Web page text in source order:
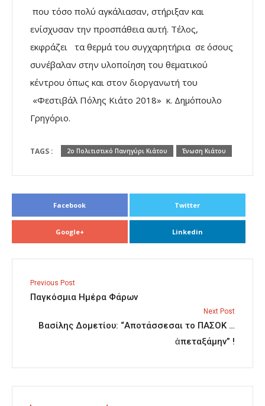
που τόσο πολύ αγκάλιασαν, στήριξαν και
ενίσχυσαν την προσπάθεια αυτή. Τέλος,
εκφράζει
τα θερμά του συγχαρητήρια σε όσους
συνέβαλαν στην υλοποίηση του θεματικού
κέντρου όπως και στον διοργανωτή του
«Φεστιβάλ Πόλης Κιάτο 2018» κ. Δημόπουλο
Γρηγόριο.
TAGS : 2ο Πολιτιστικό Πανηγύρι Κιάτου Ένωση Κιάτου
Facebook Twitter
Google+ Linkedin
Previous Post
Παγκόσμια Ημέρα Φάρων
Next Post
Βασίλης Δομετίου: “Αποτάσσεσαι το ΠΑΣΟΚ …
ἀπεταξάμην” !